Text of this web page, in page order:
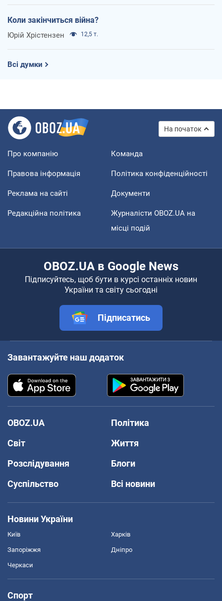
Коли закінчиться війна?
Юрій Хрістензен 12,5 т.
Всі думки
На початок
Про компанію Команда
Правова інформація Політика конфіденційності
Реклама на сайті Документи
Редакційна політика
Журналісти OBOZ.UA на
місці подій
OBOZ.UA в Google News
Підписуйтесь, щоб бути в курсі останніх новин
України та світу сьогодні
Підписатись
Завантажуйте наш додаток
OBOZ.UA
Політика
Світ
Життя
Розслідування
Блоги
Суспільство
Всі новини
Новини України
Київ Харків
Запоріжжя Дніпро
Черкаси
Спорт